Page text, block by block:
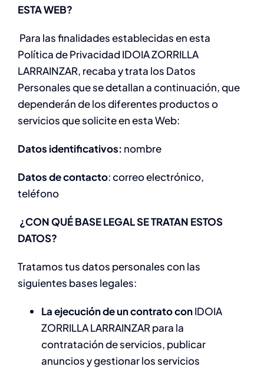
ESTA WEB?
Para las finalidades establecidas en esta
Política de Privacidad IDOIA ZORRILLA
LARRAINZAR, recaba y trata los Datos
Personales que se detallan a continuación, que
dependerán de los diferentes productos o
servicios que solicite en esta Web:
Datos identificativos: nombre
Datos de contacto: correo electrónico,
teléfono
¿CON QUÉ BASE LEGAL SE TRATAN ESTOS
DATOS?
Tratamos tus datos personales con las
siguientes bases legales:
La ejecución de un contrato conIDOIA
ZORRILLA LARRAINZAR para la
contratación de servicios, publicar
anuncios y gestionar los servicios